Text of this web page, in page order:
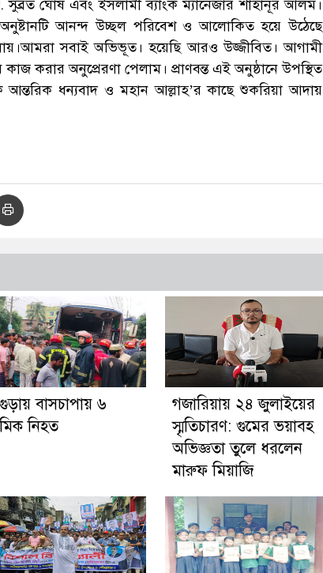
ঘোষ এবং ইসলামী ব্যাংক ম্যানেজার শাহানূর আলম।
আনন্দ উচ্ছল পরিবেশ ও আলোকিত হয়ে উঠেছে
সবাই অভিভূত। হয়েছি আরও উজ্জীবিত। আগামী
করার অনুপ্রেরণা পেলাম। প্রাণবন্ত এই অনুষ্ঠানে উপস্থিত
আন্তরিক ধন্যবাদ ও মহান আল্লাহ’র কাছে শুকরিয়া আদায়
বাসচাপায় ৬
নিহত
গজারিয়ায় ২৪ জুলাইয়ের
স্মৃতিচারণ: গুমের ভয়াবহ
অভিজ্ঞতা তুলে ধরলেন
মারুফ মিয়াজি